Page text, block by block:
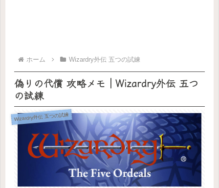
ホーム Wizardry外伝 五つの試練
偽りの代償 攻略メモ｜Wizardry外伝 五つ
の試練
Wizardry外伝 五つの試練